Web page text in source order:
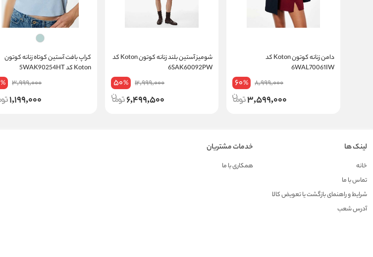
دامن زنانه کوتون Koton کد
6WAL70061IW
8,999,000
60%
3,599,000
شومیز آستین بلند زنانه کوتون Koton کد
6SAK60092PW
12,999,000
50%
6,499,500
کراپ بافت آستین کوتاه زنانه کوتون
Koton کد 5WAK90254HT
3,999,000
%
1,199,000
لینک ها
خانه
تماس با ما
شرایط و راهنمای بازگشت یا تعویض کالا
آدرس شعب
خدمات مشتریان
همکاری با ما